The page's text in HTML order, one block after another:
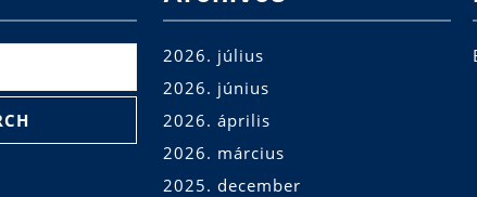
2026. július
2026. június
2026. április
2026. március
2025. december